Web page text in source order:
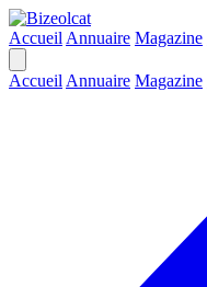
Accueil Annuaire Magazine
Accueil Annuaire Magazine